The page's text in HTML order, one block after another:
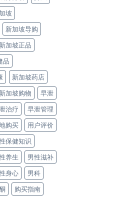
坡
新加坡导购
新加坡正品
品
新加坡药店
新加坡购物
早泄
治疗
早泄管理
购买
用户评价
保健知识
养生
男性滋补
身心
男科
购买指南